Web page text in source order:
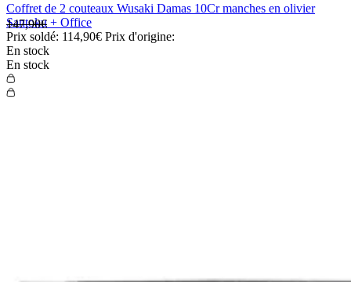
Coffret de 2 couteaux Wusaki Damas 10Cr manches en olivier
Santoku + Office
Prix soldé: 114,90€ Prix d'origine:
147,90€
En stock
En stock